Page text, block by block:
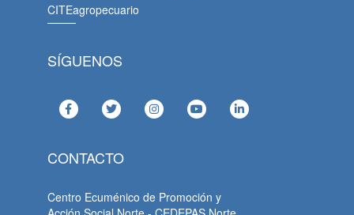
CITEagropecuario
SÍGUENOS
CONTACTO
Centro Ecuménico de Promoción y